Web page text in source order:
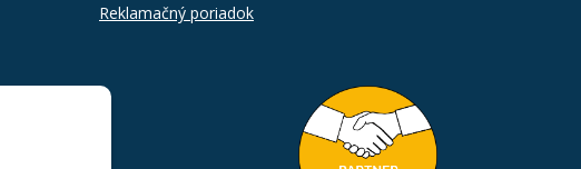
Reklamačný poriadok